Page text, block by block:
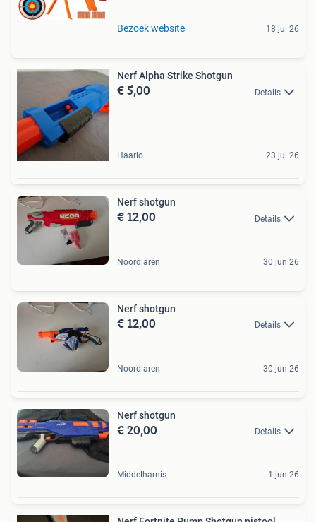
Bezoek website 18 jul 26
Nerf Alpha Strike Shotgun
€ 5,00 Details
Haarlo 23 jul 26
Nerf shotgun
€ 12,00 Details
Noordlaren 30 jun 26
Nerf shotgun
€ 12,00 Details
Noordlaren 30 jun 26
Nerf shotgun
€ 20,00 Details
Middelharnis 1 jun 26